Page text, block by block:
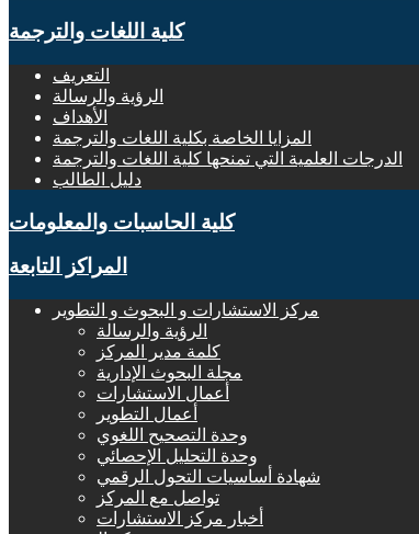
كلية اللغات والترجمة
التعريف
الرؤية والرسالة
الأهداف
المزايا الخاصة بكلية اللغات والترجمة
الدرجات العلمية التي تمنحها كلية اللغات والترجمة
دليل الطالب
كلية الحاسبات والمعلومات
المراكز التابعة
مركز الاستشارات و البحوث و التطوير
الرؤية والرسالة
كلمة مدير المركز
مجلة البحوث الإدارية
أعمال الاستشارات
أعمال التطوير
وحدة التصحيح اللغوي
وحدة التحليل الإحصائي
شهادة أساسيات التحول الرقمي
تواصل مع المركز
أخبار مركز الاستشارات